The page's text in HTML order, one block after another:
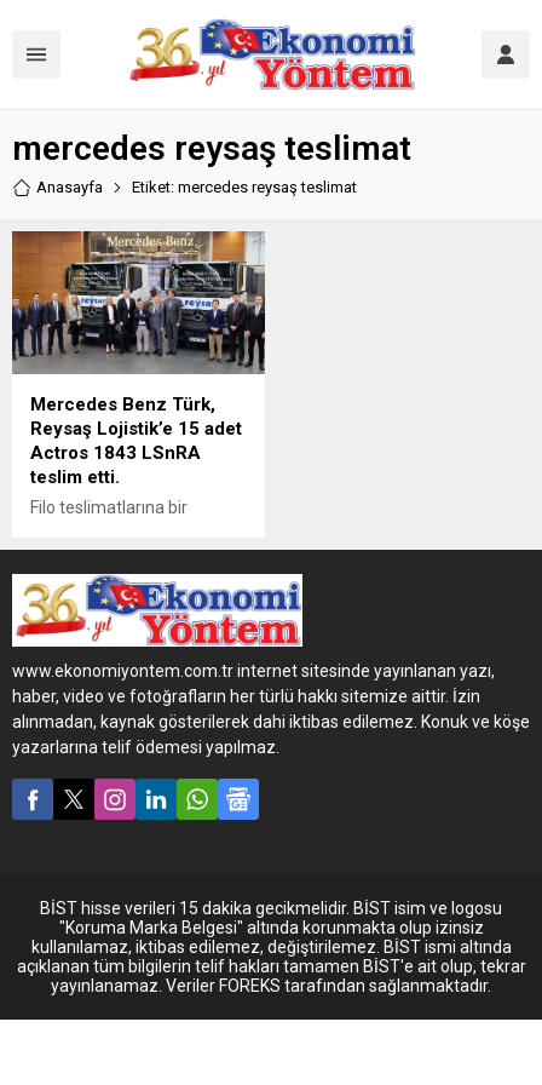
mercedes reysaş teslimat
Anasayfa Etiket: mercedes reysaş teslimat
Mercedes Benz Türk,
Reysaş Lojistik’e 15 adet
Actros 1843 LSnRA
teslim etti.
Filo teslimatlarına bir
Mercedes-Benz Türk, 15
adet Mercedes-Benz Actros
1843 LSnRA’yı ...
www.ekonomiyontem.com.tr internet sitesinde yayınlanan yazı,
haber, video ve fotoğrafların her türlü hakkı sitemize aittir. İzin
alınmadan, kaynak gösterilerek dahi iktibas edilemez. Konuk ve köşe
yazarlarına telif ödemesi yapılmaz.
BİST hisse verileri 15 dakika gecikmelidir. BİST isim ve logosu
"Koruma Marka Belgesi" altında korunmakta olup izinsiz
kullanılamaz, iktibas edilemez, değiştirilemez. BİST ismi altında
açıklanan tüm bilgilerin telif hakları tamamen BİST'e ait olup, tekrar
yayınlanamaz. Veriler FOREKS tarafından sağlanmaktadır.